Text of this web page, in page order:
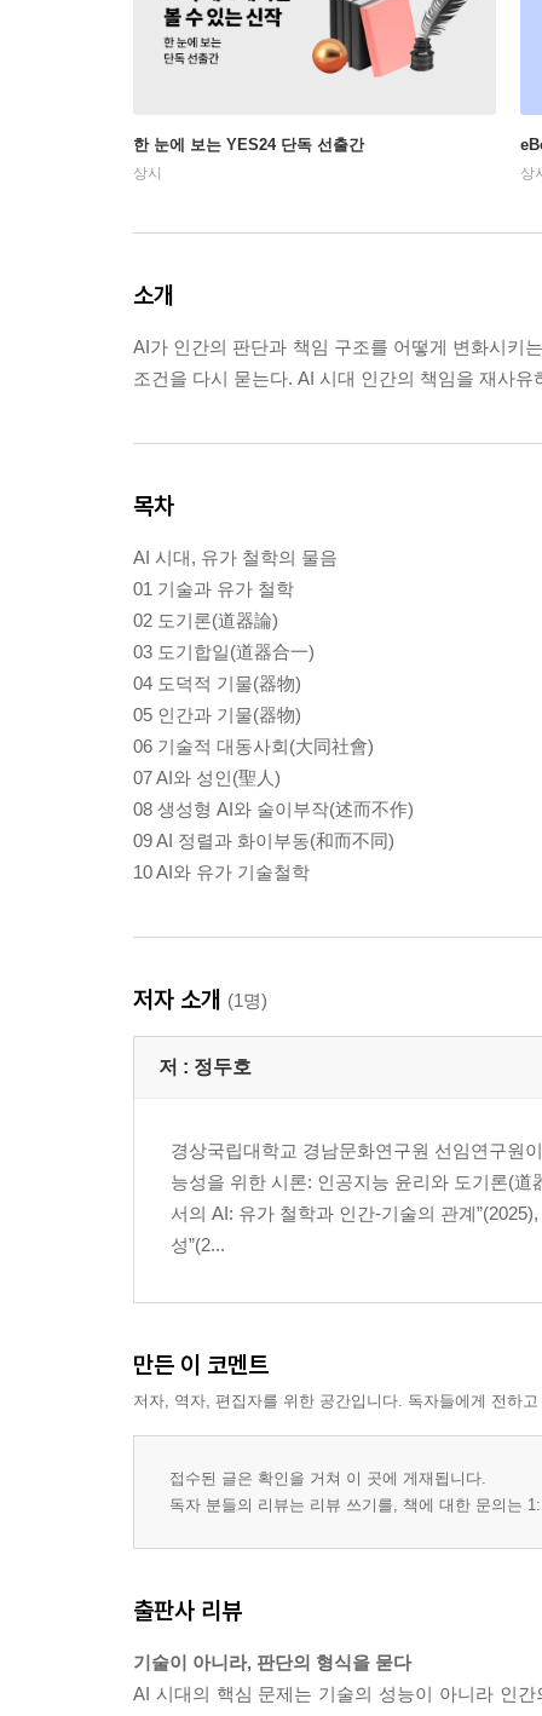
한 눈에 보는 YES24 단독 선출간
상시 상
소개
AI가 인간의 판단과 책임 구조를 어떻게 변화시키
조건을 다시 묻는다. AI 시대 인간의 책임을 재사
목차
AI 시대, 유가 철학의 물음
01 기술과 유가 철학
02 도기론(道器論)
03 도기합일(道器合一)
04 도덕적 기물(器物)
05 인간과 기물(器物)
06 기술적 대동사회(大同社會)
07 AI와 성인(聖人)
08 생성형 AI와 술이부작(述而不作)
09 AI 정렬과 화이부동(和而不同)
10 AI와 유가 기술철학
저자 소개 (1명)
저 : 정두호
경상국립대학교 경남문화연구원 선임연구원
능성을 위한 시론: 인공지능 윤리와 도기론(道
서의 AI: 유가 철학과 인간-기술의 관계
성”(2...
만든 이 코멘트
저자, 역자, 편집자를 위한 공간입니다. 독자들에게 전하
접수된 글은 확인을 거쳐 이 곳에 게재됩니다.
독자 분들의 리뷰는 리뷰 쓰기를, 책에 대한 문의는
출판사 리뷰
기술이 아니라, 판단의 형식을 묻다
AI 시대의 핵심 문제는 기술의 성능이 아니라 인